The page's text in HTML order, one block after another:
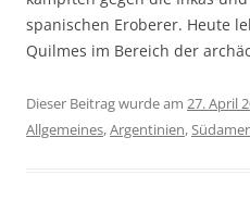
spanischen Eroberer. Heute
Quilmes im Bereich der
Dieser Beitrag wurde am 27. April
Allgemeines,Argentinien,